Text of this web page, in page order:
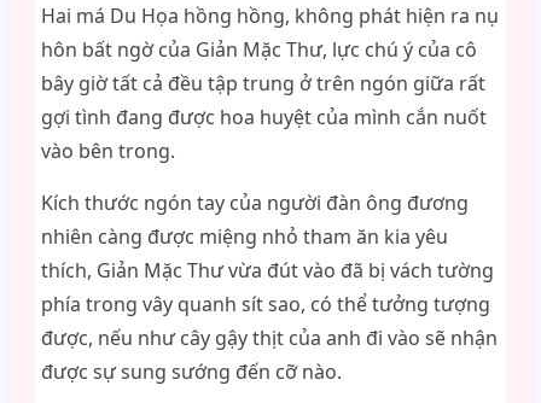
Hai má Du Họa hồng hồng, không phát hiện ra nụ
hôn bất ngờ của Giản Mặc Thư, lực chú ý của cô
bây giờ tất cả đều tập trung ở trên ngón giữa rất
gợi tình đang được hoa huyệt của mình cắn nuốt
vào bên trong.
Kích thước ngón tay của người đàn ông đương
nhiên càng được miệng nhỏ tham ăn kia yêu
thích, Giản Mặc Thư vừa đút vào đã bị vách tường
phía trong vây quanh sít sao, có thể tưởng tượng
được, nếu như cây gậy thịt của anh đi vào sẽ nhận
được sự sung sướng đến cỡ nào.